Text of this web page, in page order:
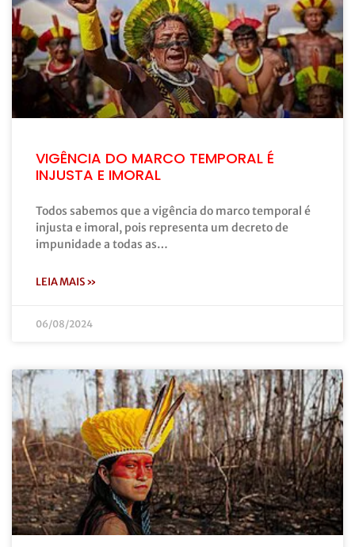
VIGÊNCIA DO MARCO TEMPORAL É
INJUSTA E IMORAL
Todos sabemos que a vigência do marco temporal é
injusta e imoral, pois representa um decreto de
impunidade a todas as…
LEIA MAIS »
06/08/2024